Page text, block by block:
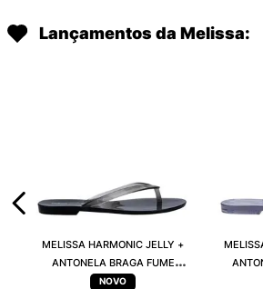
Lançamentos da Melissa:
MELISSA HARMONIC JELLY +
ANTONELA BRAGA FUME
TRANSPARENTE 38263